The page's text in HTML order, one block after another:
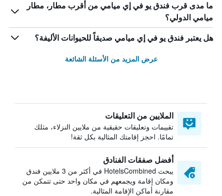
ما مدى قرب فندق يو في إي ميامي من أقرب مطار، مطار
ميامي الدولي؟
هل يعتبر فندق يو في إي ميامي صديقاً للحيوانات الأليفة؟
عرض المزيد من الأسئلة الشائعة
الملايين من التعليقات
تقييمات وتعليقات حقيقية من ملايين النزلاء، مثلك
تمامًا. احجز إقامتك المثالية بكل ثقة!
أفضل صفقات الفنادق
يبحث HotelsCombined في أكثر من 3 ملايين فندق
ومكان إقامة ويجمعهم في مكان واحد حتى تتمكن من
مقارنة أماكن الإقامة المثالية.